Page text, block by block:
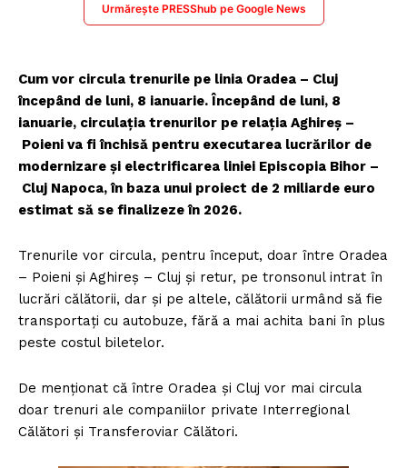
Urmărește PRESShub pe Google News
Cum vor circula trenurile pe linia Oradea – Cluj
începând de luni, 8 ianuarie. Începând de luni, 8
ianuarie, circulația trenurilor pe relația Aghireș –
Poieni va fi închisă pentru executarea lucrărilor de
modernizare și electrificarea liniei Episcopia Bihor –
Cluj Napoca, în baza unui proiect de 2 miliarde euro
estimat să se finalizeze în 2026.
Trenurile vor circula, pentru început, doar între Oradea
– Poieni și Aghireș – Cluj și retur, pe tronsonul intrat în
lucrări călătorii, dar și pe altele, călătorii urmând să fie
transportați cu autobuze, fără a mai achita bani în plus
peste costul biletelor.
De menționat că între Oradea și Cluj vor mai circula
doar trenuri ale companiilor private Interregional
Călători și Transferoviar Călători.